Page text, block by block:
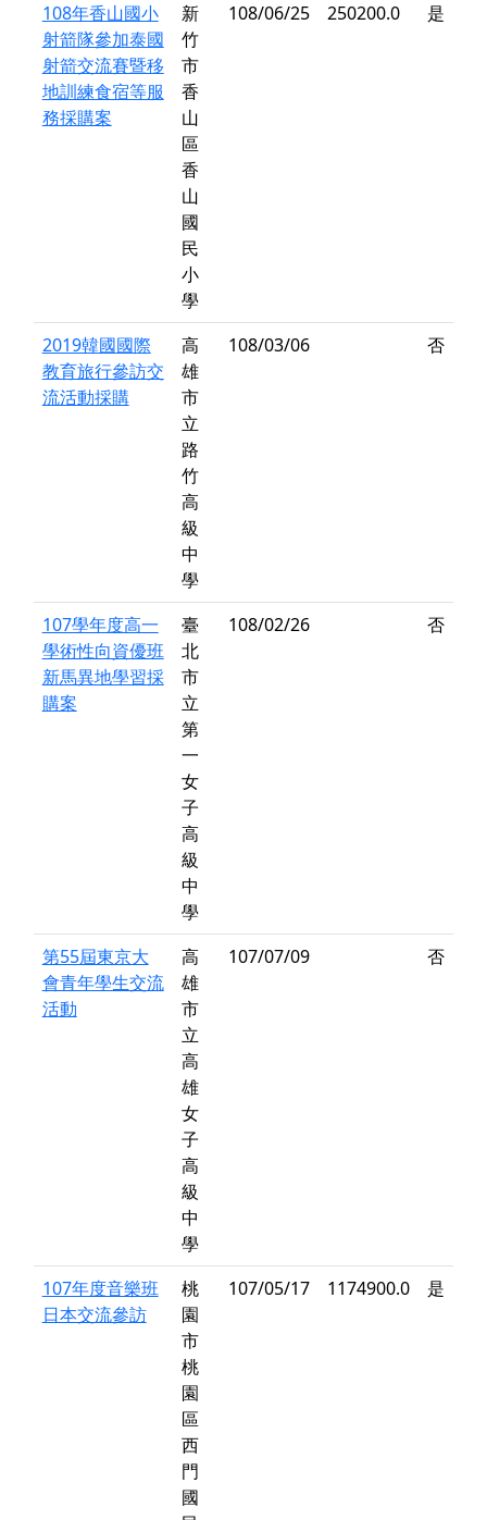
108年香山國小
射箭隊參加泰國
射箭交流賽暨移
地訓練食宿等服
務採購案
新
竹
市
香
山
區
香
山
國
民
小
學
108/06/25 250200.0 是
2019韓國國際
教育旅行參訪交
流活動採購
高
雄
市
立
路
竹
高
級
中
學
108/03/06 否
107學年度高一
學術性向資優班
新馬異地學習採
購案
臺
北
市
立
第
一
女
子
高
級
中
學
108/02/26 否
第55屆東京大
會青年學生交流
活動
高
雄
市
立
高
雄
女
子
高
級
中
學
107/07/09 否
107年度音樂班
日本交流參訪
桃
園
市
桃
園
區
西
門
國
107/05/17 1174900.0 是